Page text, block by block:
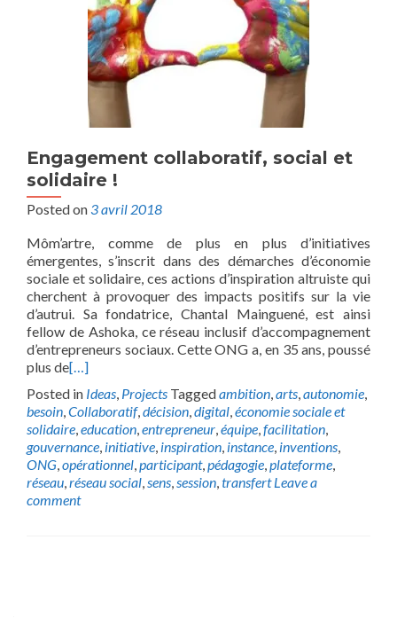
Engagement collaboratif, social et
solidaire !
Posted on 3 avril 2018
Môm’artre, comme de plus en plus d’initiatives
émergentes, s’inscrit dans des démarches d’économie
sociale et solidaire, ces actions d’inspiration altruiste qui
cherchent à provoquer des impacts positifs sur la vie
d’autrui. Sa fondatrice, Chantal Mainguené, est ainsi
fellow de Ashoka, ce réseau inclusif d’accompagnement
d’entrepreneurs sociaux. Cette ONG a, en 35 ans, poussé
plus de[…]
Posted in Ideas, Projects Taggedambition,arts,autonomie,
besoin,Collaboratif,décision,digital,économie sociale et
solidaire,education,entrepreneur,équipe,facilitation,
gouvernance, initiative, inspiration, instance, inventions,
ONG,opérationnel,participant,pédagogie,plateforme,
réseau,réseau social,sens,session,transfert Leave a
comment